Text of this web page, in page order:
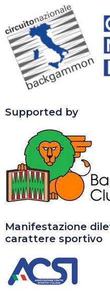
Supported by
Manifestazione
carattere sportivo